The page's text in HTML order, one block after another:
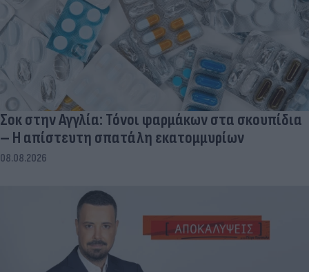
Σοκ στην Αγγλία: Τόνοι φαρμάκων στα σκουπίδια
– Η απίστευτη σπατάλη εκατομμυρίων
08.08.2026